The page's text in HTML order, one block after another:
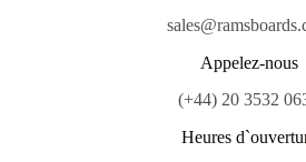
Appelez-nous
(+44) 20 3532
Heures